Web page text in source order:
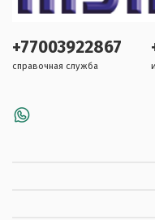
+77003922867
справочная служба